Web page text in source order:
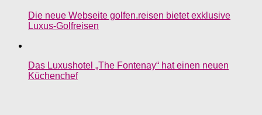
Die neue Webseite golfen.reisen bietet exklusive
Luxus-Golfreisen
Das Luxushotel „The Fontenay“ hat einen neuen
Küchenchef